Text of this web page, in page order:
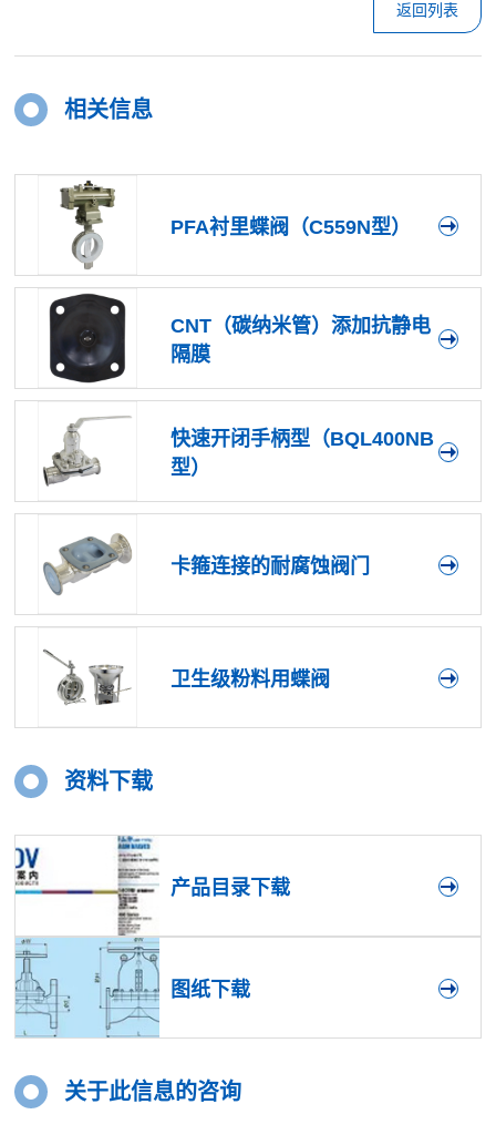
返回列表
相关信息
PFA衬里蝶阀（C559N型）
CNT（碳纳米管）添加抗静电
隔膜
快速开闭手柄型（BQL400NB
型）
卡箍连接的耐腐蚀阀门
卫生级粉料用蝶阀
资料下载
产品目录下载
图纸下载
关于此信息的咨询